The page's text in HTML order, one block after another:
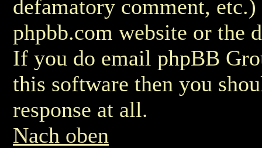
defamatory comment,
phpbb.com website or the
If you do email phpBB
this software then you
response at all.
Nach oben